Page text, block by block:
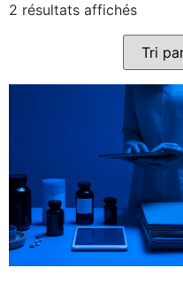
2 résultats affichés